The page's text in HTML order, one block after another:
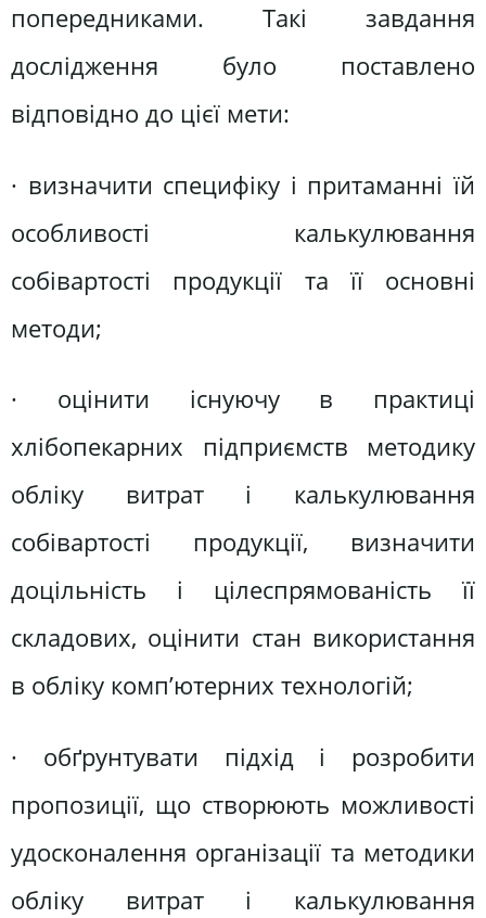
попередниками. Такі завдання
дослідження було поставлено
відповідно до цієї мети:
· визначити специфіку і притаманні їй
особливості калькулювання
собівартості продукції та її основні
методи;
· оцінити існуючу в практиці
хлібопекарних підприємств методику
обліку витрат і калькулювання
собівартості продукції, визначити
доцільність і цілеспрямованість її
складових, оцінити стан використання
в обліку комп’ютерних технологій;
· обґрунтувати підхід і розробити
пропозиції, що створюють можливості
удосконалення організації та методики
обліку витрат і калькулювання